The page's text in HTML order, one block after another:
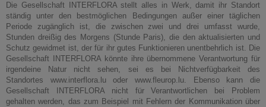
Die Gesellschaft INTERFLORA stellt alles in Werk, damit ihr Standort
ständig unter den bestmöglichen Bedingungen außer einer täglichen
Periode zugänglich ist, die zwischen zwei und drei umfasst wurde,
Stunden dreißig des Morgens (Stunde Paris), die den aktualisierten und
Schutz gewidmet ist, der für ihr gutes Funktionieren unentbehrlich ist. Die
Gesellschaft INTERFLORA könnte ihre übernommene Verantwortung für
irgendeine Natur nicht sehen, sei es bei Nichtverfügbarkeit des
Standortes www.interflora.lu oder www.fleurop.lu. Ebenso kann die
Gesellschaft INTERFLORA nicht für Verantwortlichen bei Problem
gehalten werden, das zum Beispiel mit Fehlern der Kommunikation über